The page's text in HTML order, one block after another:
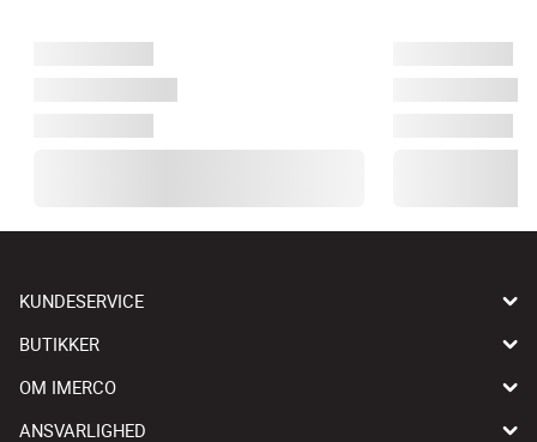
KUNDESERVICE
BUTIKKER
OM IMERCO
ANSVARLIGHED